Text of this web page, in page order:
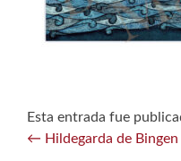
Esta entrada fue
Navegación
← Hildegarda de Bingen